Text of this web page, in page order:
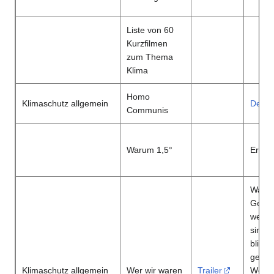
Liste von 60
Kurzfilmen
zum Thema
Klima
Klimaschutz allgemein
Homo
Communis
Warum 1,5°
Klimaschutz allgemein Wer wir waren Trailer
Was
wenn
sind?
Welt